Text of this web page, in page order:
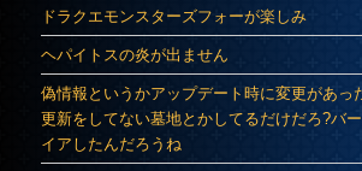
ドラクエモンスターズフォーが楽しみ
ヘパイトスの炎が出ません
偽情報というかアップデート時に変更があっ
更新をしてない墓地とかしてるだけだろ?バ
イアしたんだろうね